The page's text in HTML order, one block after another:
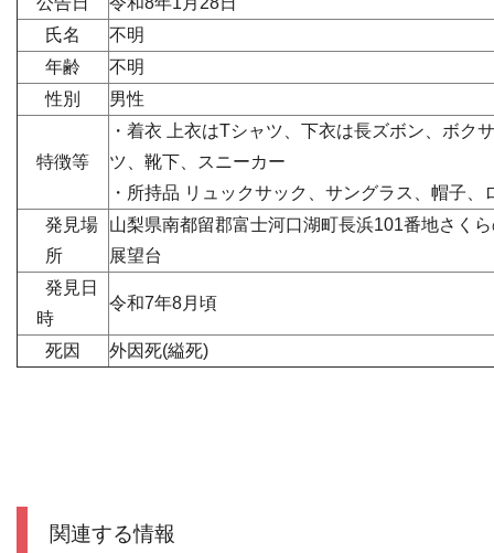
氏名
不明
年齢
不明
性別
男性
特徴等
・着衣 上衣はTシャツ、下衣は長ズボン、ボク
ツ、靴下、スニーカー
・所持品 リュックサック、サングラス、帽子、
発見場
所
山梨県南都留郡富士河口湖町長浜101番地さく
展望台
発見日
時
令和7年8月頃
死因 外因死(縊死)
関連する情報